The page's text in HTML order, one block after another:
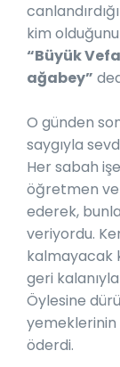
kim
“Büyük
ağabey”
O günden
saygıyla
Her sabah
öğretmen ve
ederek,
veriyordu.
kalmayacak
geri
Öylesine
yemeklerinin
öderdi.